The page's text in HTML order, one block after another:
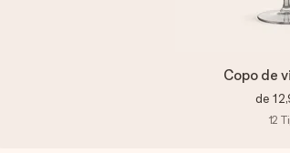
Copo de
de
12